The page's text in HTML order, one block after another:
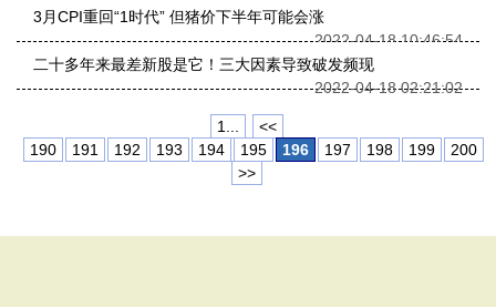
3月CPI重回“1时代” 但猪价下半年可能会涨
2022-04-18 10:46:54
二十多年来最差新股是它！三大因素导致破发频现
2022-04-18 02:21:02
1...
<<
190
191 192 193 194 195 196 197 198 199
200
>>